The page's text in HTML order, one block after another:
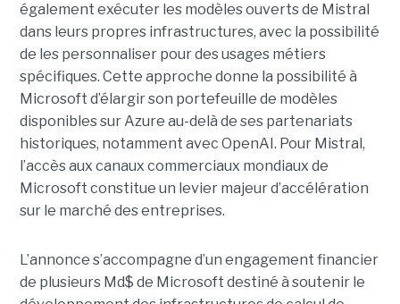
également exécuter les modèles ouverts de Mistral
dans leurs propres infrastructures, avec la possibilité
de les personnaliser pour des usages métiers
spécifiques. Cette approche donne la possibilité à
Microsoft d’élargir son portefeuille de modèles
disponibles sur Azure au-delà de ses partenariats
historiques, notamment avec OpenAI. Pour Mistral,
l’accès aux canaux commerciaux mondiaux de
Microsoft constitue un levier majeur d’accélération
sur le marché des entreprises.
L’annonce s’accompagne d’un engagement financier
de plusieurs Md$ de Microsoft destiné à soutenir le